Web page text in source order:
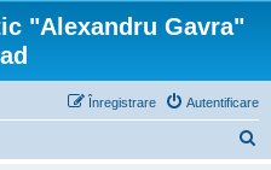
"Alexandru Gavra"
Autentificare
Înregistrare